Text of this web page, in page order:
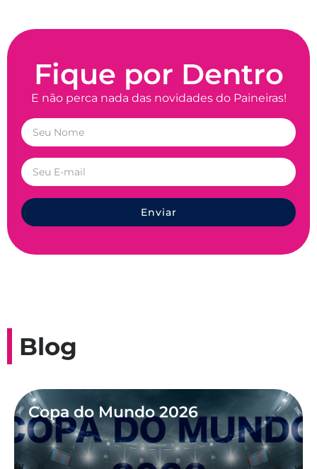
Fique por Dentro
E não perca nada das novidades do Paineiras!
Enviar
Blog
Copa do Mundo 2026